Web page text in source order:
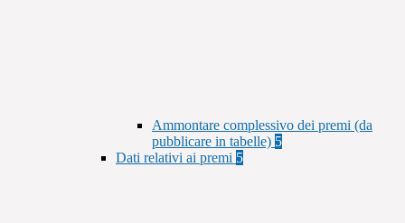
Ammontare complessivo dei premi (da
pubblicare in tabelle) 5
Dati relativi ai premi 5